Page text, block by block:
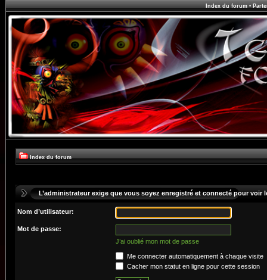
Index du forum•
Index du forum
L’administrateur exige que vous soyez enregistré et connecté pour voir
Nom d’utilisateur:
Mot de passe:
J’ai oublié mon mot de passe
Me connecter automatiquement à chaque visite
Cacher mon statut en ligne pour cette session